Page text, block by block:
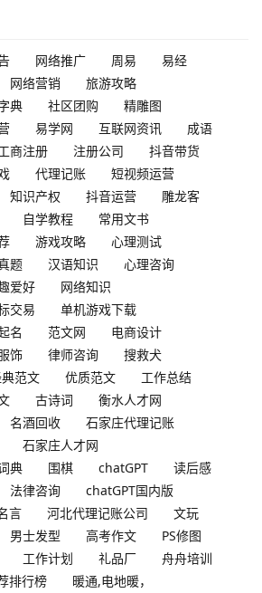
网络推广 周易
易经
网络营销
旅游攻略
典 社区团购
精雕图
易学网 互联网资讯
成语
商注册 注册公司
抖音带货
代理记账
短视频运营
知识产权 抖音运营
雕龙客
自学教程
常用文书
游戏攻略
心理测试
题 汉语知识
心理咨询
爱好
网络知识
交易
单机游戏下载
名 范文网
电商设计
饰 律师咨询
搜救犬
范文 优质范文
工作总结
古诗词
衡水人才网
名酒回收
石家庄代理记账
石家庄人才网
典 围棋 chatGPT
读后感
法律咨询
chatGPT国内版
言 河北代理记账公司
文玩
男士发型 高考作文
PS修图
工作计划 礼品厂
舟舟培训
排行榜
暖通,电地暖，